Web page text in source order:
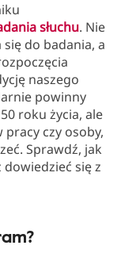
słuchu. Nie
do badania, a
naszego
powinny
roku życia, ale
pracy czy osoby,
Sprawdź, jak
się z